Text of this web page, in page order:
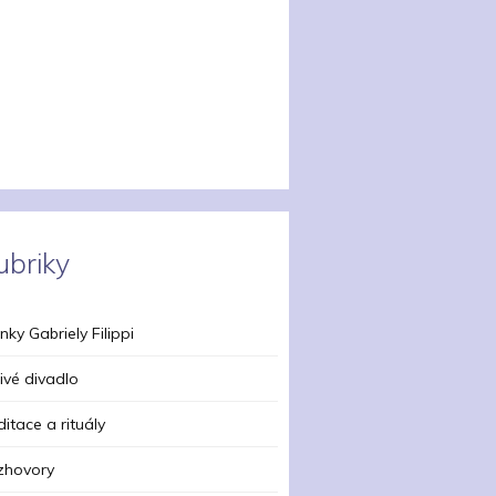
Gabriely Filippi
divadlo
a rituály